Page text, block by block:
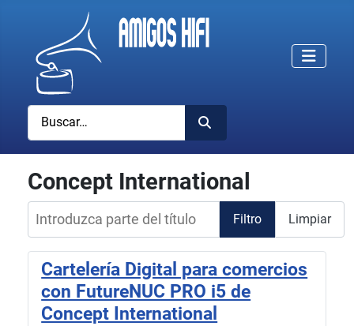
Buscar
Concept International
Introduzca parte del título
Filtro Limpiar
Cartelería Digital para comercios
con FutureNUC PRO i5 de
Concept International